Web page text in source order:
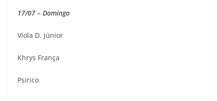
17/07 – Domingo
Viola D. júnior
Khrys França
Psirico